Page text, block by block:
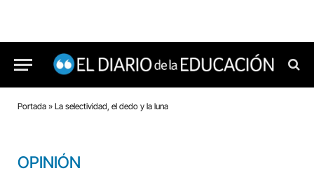
Portada » La selectividad, el dedo y la luna
OPINIÓN